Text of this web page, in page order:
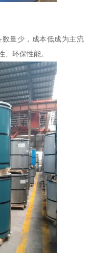
量少，成本低成为主流
、环保性能。